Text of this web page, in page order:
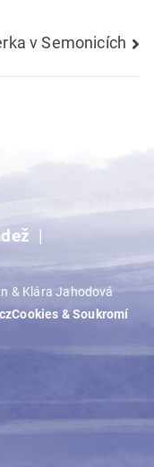
v Semonicích
& Klára Jahodová
Cookies & Soukromí